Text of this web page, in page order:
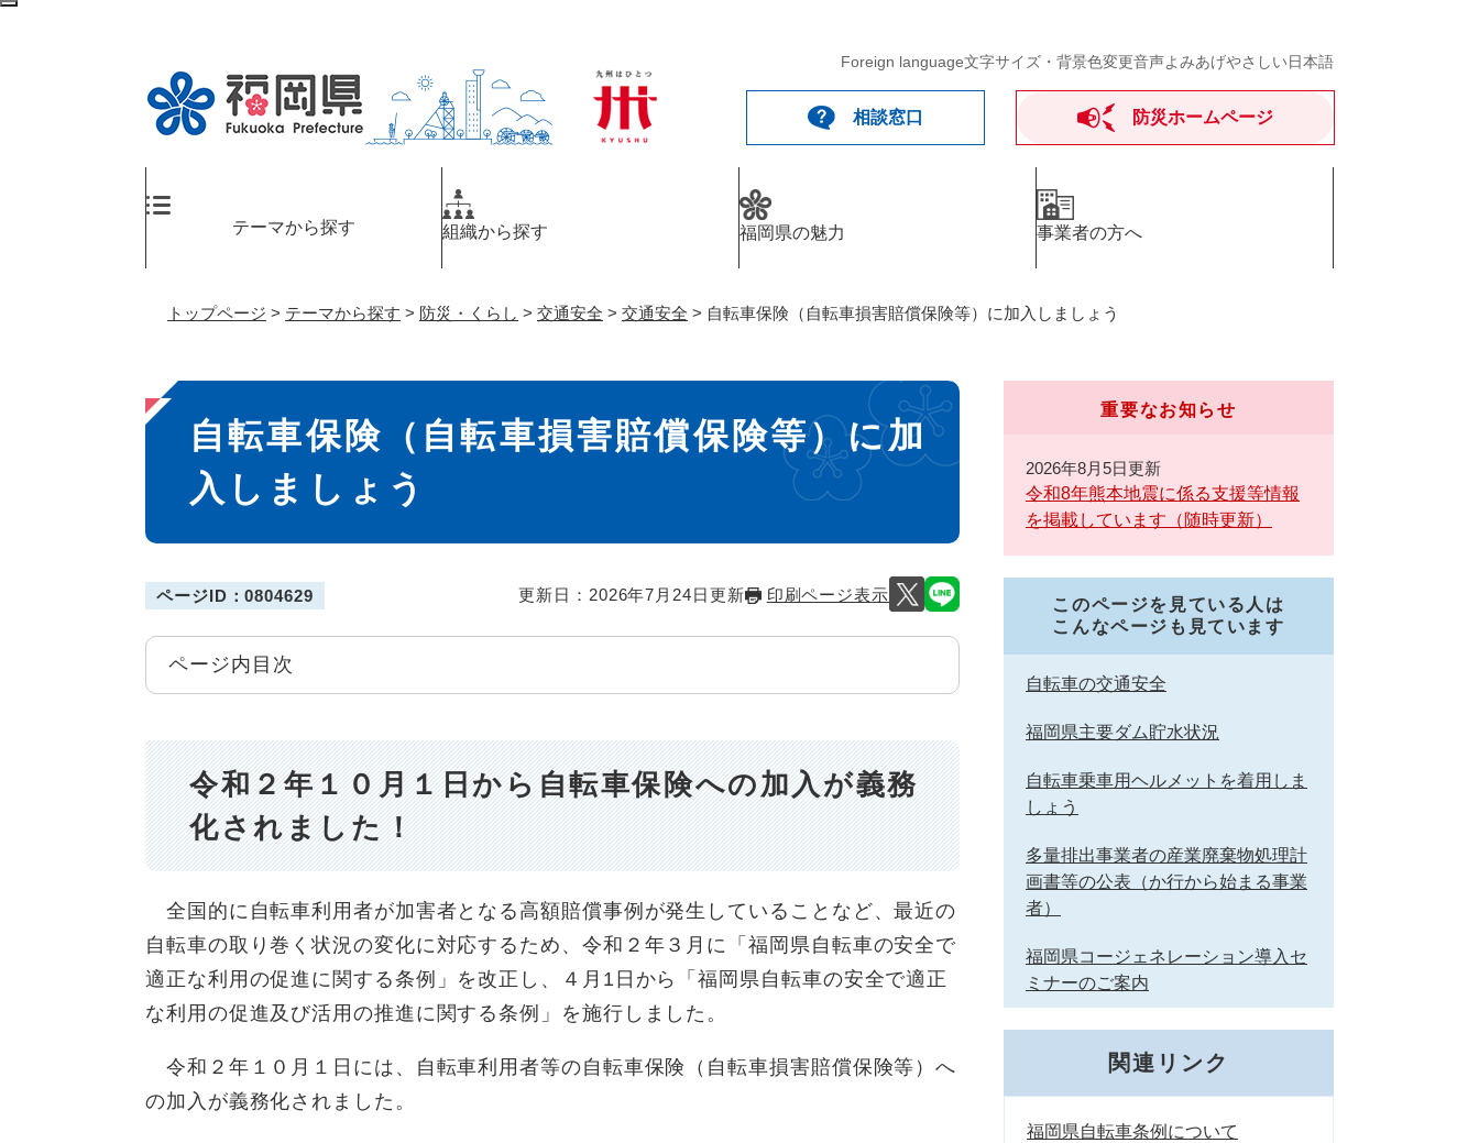
ペ
Foreign language文字サイズ・背景色変更音声よみあげやさしい日本語
相談窓口 防災ホームページ
テーマから探す 組織から探す 福岡県の魅力 事業者の方へ
トップページ > テーマから探す > 防災・くらし > 交通安全 > 交通安全 > 自転車保険（自転車損害賠償保険等）に加入しましょう
本
文
自転車保険（自転車損害賠償保険等）に加
入しましょう
ページID：0804629 更新日：2026年7月24日更新 印刷ページ表示
ページ内目次
令和２年１０月１日から自転車保険への加入が義務
化されました！
全国的に自転車利用者が加害者となる高額賠償事例が発生していることなど、最近の
自転車の取り巻く状況の変化に対応するため、令和２年３月に「福岡県自転車の安全で
適正な利用の促進に関する条例」を改正し、４月1日から「福岡県自転車の安全で適正
な利用の促進及び活用の推進に関する条例」を施行しました。
令和２年１０月１日には、自転車利用者等の自転車保険（自転車損害賠償保険等）へ
の加入が義務化されました。
重要なお知らせ
2026年8月5日更新
令和8年熊本地震に係る支援等情報
を掲載しています（随時更新）
このページを見ている人は
こんなページも見ています
自転車の交通安全
福岡県主要ダム貯水状況
自転車乗車用ヘルメットを着用しま
しょう
多量排出事業者の産業廃棄物処理計
画書等の公表（か行から始まる事業
者）
福岡県コージェネレーション導入セ
ミナーのご案内
関連リンク
福岡県自転車条例について